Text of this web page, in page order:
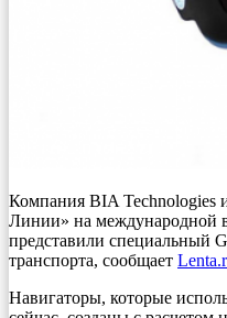
Компания BIA Technologies
Линии» на международной
представили специальный
транспорта, сообщает
Навигаторы, которые